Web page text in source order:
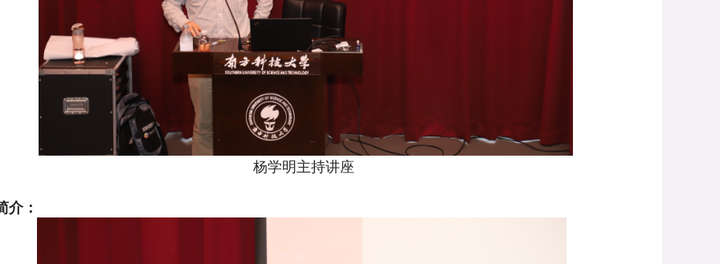
杨学明主持讲座
介：